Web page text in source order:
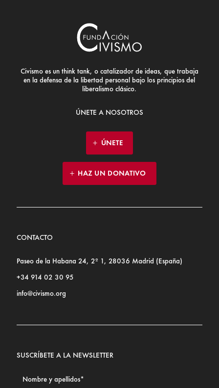
Civismo es un think tank, o catalizador de ideas, que trabaja
en la defensa de la libertad personal bajo los principios del
liberalismo clásico.
ÚNETE A NOSOTROS
ÚNETE
HAZ UN DONATIVO
CONTACTO
Paseo de la Habana 24, 2º 1, 28036 Madrid (España)
+34 914 02 30 95
info@civismo.org
SUSCRÍBETE A LA NEWSLETTER